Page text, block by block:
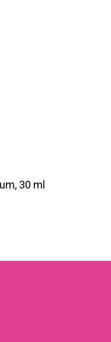
30 ml